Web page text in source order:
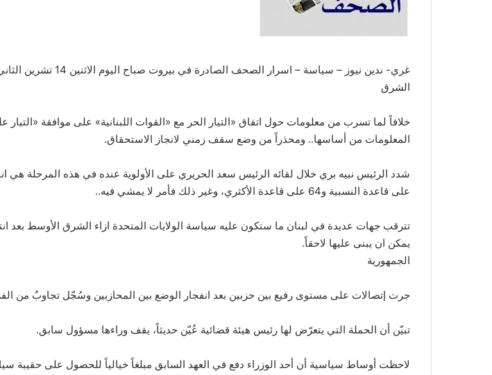
غري- ندين نيوز – سياسة – اسرار الصحف الصادرة في بيروت صباح اليوم الاثنين 14 تشرين الثاني 2016
الشرق
خلافاً لما تسرب من معلومات حول اتفاق «التيار الحر مع «القوات اللبنانية» على موافقة
المعلومات من أساسها.. ومحذراً من وضع سقف زمني لانجاز الاستحقاق.
على قاعدة النسبية و64 على قاعدة الأكثري، وغير ذلك فأمر لا يمشي فيه..
تترقب جهات عديدة في لبنان ما ستكون عليه سياسة الولايات المتحدة ازاء الشرق الأوسط
يمكن ان يبنى عليها لاحقاً.
الجمهورية
جرت إتصالات على مستوى رفيع بين حزبين بعد انفجار الوضع بين المحازبين وسُجّل تجاوبٌ من
تبيّن أن الحملة التي يتعرّض لها رئيس هيئة قضائية عُيّن حديثاً، يقف وراءها مسؤول سابق.
لاحظت أوساط سياسية أن أحد الوزراء دفع في العهد السابق مبلغاً خيالياً للحصول على حقيبة